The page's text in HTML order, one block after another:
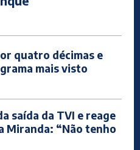
quatro décimas e
mais visto
saída da TVI e reage
Miranda: “Não tenho